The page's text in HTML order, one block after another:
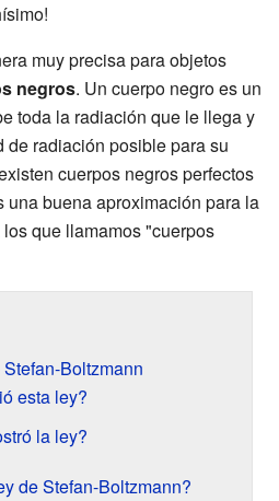
muy precisa para objetos
negros. Un cuerpo negro es un
toda la radiación que le llega y
de radiación posible para su
cuerpos negros perfectos
una buena aproximación para la
que llamamos "cuerpos
Boltzmann
esta ley?
la ley?
de Stefan-Boltzmann?